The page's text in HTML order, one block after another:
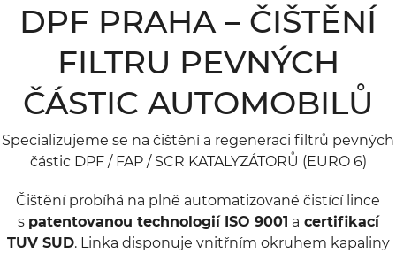
DPF PRAHA – ČIŠTĚNÍ
FILTRU PEVNÝCH
ČÁSTIC AUTOMOBILŮ
Specializujeme se na čištění a regeneraci filtrů pevných
částic DPF / FAP / SCR KATALYZÁTORŮ (EURO 6)
Čištění probíhá na plně automatizované čistící lince
s patentovanou technologií ISO 9001 a certifikací
TUV SUD. Linka disponuje vnitřním okruhem kapaliny